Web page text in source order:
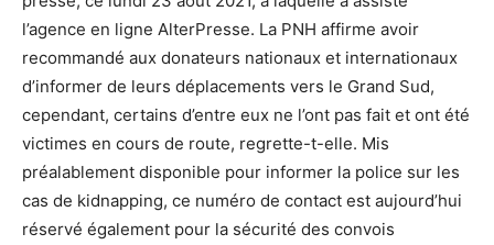
l’agence en ligne AlterPresse. La PNH affirme avoir
recommandé aux donateurs nationaux et internationaux
d’informer de leurs déplacements vers le Grand Sud,
cependant, certains d’entre eux ne l’ont pas fait et ont été
victimes en cours de route, regrette-t-elle. Mis
préalablement disponible pour informer la police sur les
cas de kidnapping, ce numéro de contact est aujourd’hui
réservé également pour la sécurité des convois